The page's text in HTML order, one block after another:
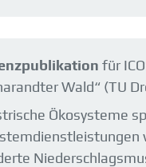
für
Wald“ (TU
Ökosysteme